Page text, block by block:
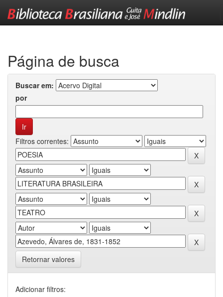
Página de busca
Buscar em:
por
Filtros correntes:
Retornar valores
Adicionar filtros: